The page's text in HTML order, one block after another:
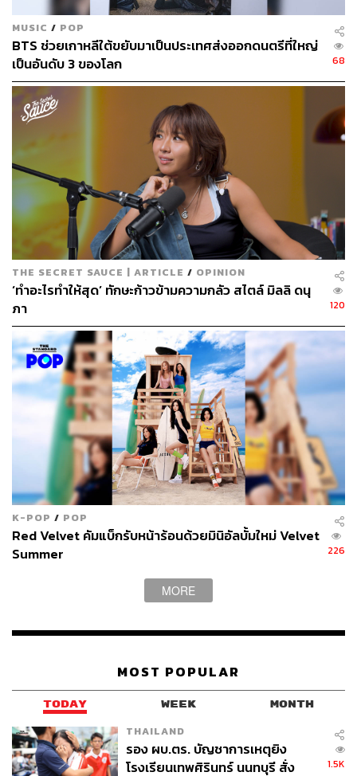
MUSIC / POP
BTS ช่วยเกาหลีใต้ขยับมาเป็นประเทศส่งออกดนตรีที่ใหญ่
เป็นอันดับ 3 ของโลก
68
THE SECRET SAUCE | ARTICLE / OPINION
‘ทำอะไรทำให้สุด’ ทักษะก้าวข้ามความกลัว สไตล์ มิลลิ ดนุ
ภา
120
K-POP / POP
Red Velvet คัมแบ็กรับหน้าร้อนด้วยมินิอัลบั้มใหม่ Velvet
Summer
226
MORE
MOST POPULAR
TODAY WEEK MONTH
THAILAND
รอง ผบ.ตร. บัญชาการเหตุยิง
โรงเรียนเทพศิรินทร์ นนทบุรี สั่ง
1.5K